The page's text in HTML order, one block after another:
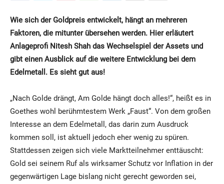
Wie sich der Goldpreis entwickelt, hängt an mehreren
Faktoren, die mitunter übersehen werden. Hier erläutert
Anlageprofi Nitesh Shah das Wechselspiel der Assets und
gibt einen Ausblick auf die weitere Entwicklung bei dem
Edelmetall. Es sieht gut aus!
„Nach Golde drängt, Am Golde hängt doch alles!“, heißt es in
Goethes wohl berühmtestem Werk „Faust“. Von dem großen
Interesse an dem Edelmetall, das darin zum Ausdruck
kommen soll, ist aktuell jedoch eher wenig zu spüren.
Stattdessen zeigen sich viele Marktteilnehmer enttäuscht:
Gold sei seinem Ruf als wirksamer Schutz vor Inflation in der
gegenwärtigen Lage bislang nicht gerecht geworden sei,